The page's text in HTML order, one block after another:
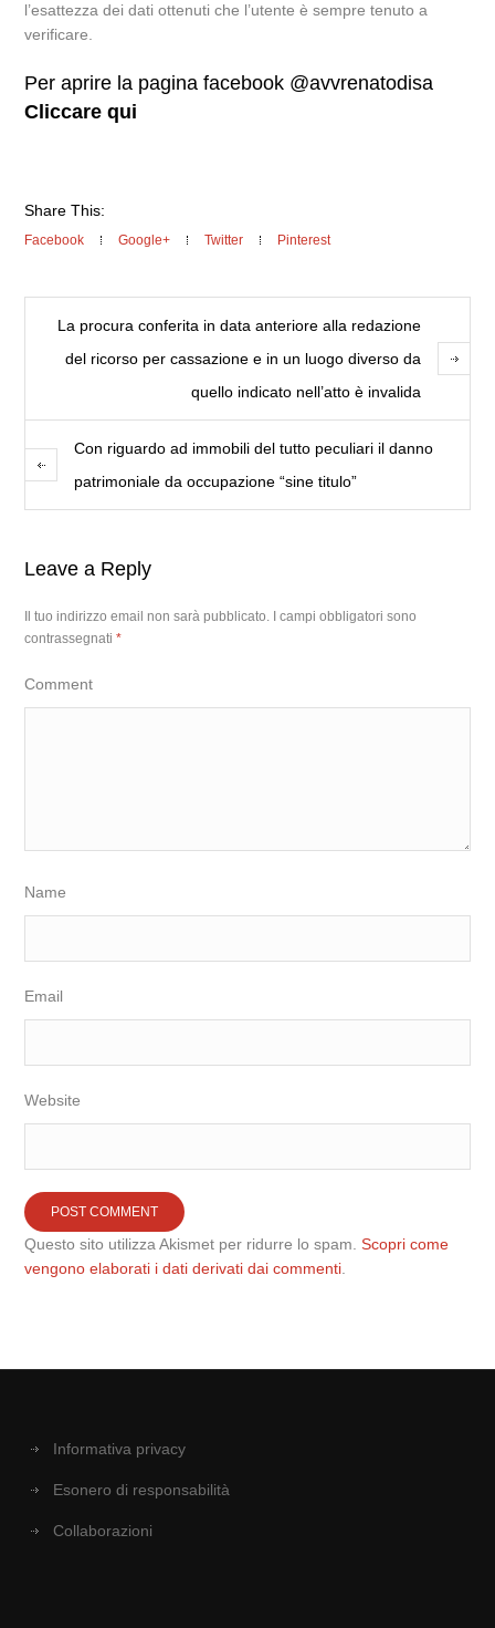
l’esattezza dei dati ottenuti che l’utente è sempre tenuto a
verificare.
Per aprire la pagina facebook @avvrenatodisa
Cliccare qui
Share This:
Facebook Google+ Twitter Pinterest
La procura conferita in data anteriore alla redazione
del ricorso per cassazione e in un luogo diverso da
quello indicato nell’atto è invalida
Con riguardo ad immobili del tutto peculiari il danno
patrimoniale da occupazione “sine titulo”
Leave a Reply
Il tuo indirizzo email non sarà pubblicato.
I campi obbligatori sono
contrassegnati*
Comment
Name
Email
Website
Questo sito utilizza Akismet per ridurre lo spam.Scopri come
vengono elaborati i dati derivati dai commenti
Informativa privacy
Esonero di responsabilità
Collaborazioni